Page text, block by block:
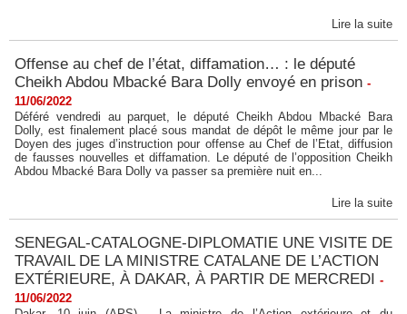
Lire la suite
Offense au chef de l’état, diffamation… : le député
Cheikh Abdou Mbacké Bara Dolly envoyé en prison -
11/06/2022
Déféré vendredi au parquet, le député Cheikh Abdou Mbacké Bara
Dolly, est finalement placé sous mandat de dépôt le même jour par le
Doyen des juges d’instruction pour offense au Chef de l’Etat, diffusion
de fausses nouvelles et diffamation. Le député de l’opposition Cheikh
Abdou Mbacké Bara Dolly va passer sa première nuit en...
Lire la suite
SENEGAL-CATALOGNE-DIPLOMATIE UNE VISITE DE
TRAVAIL DE LA MINISTRE CATALANE DE L’ACTION
EXTÉRIEURE, À DAKAR, À PARTIR DE MERCREDI -
11/06/2022